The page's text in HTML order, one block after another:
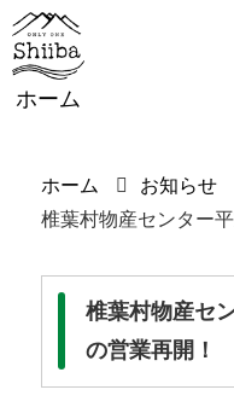
ホーム
ホーム
お知らせ
椎葉村物産センター
椎葉村物産セ
の営業再開！